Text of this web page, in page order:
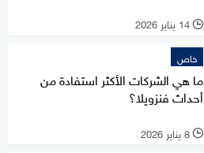
l 14 يناير 2026
خاص
ما هي الشركات الأكثر استفادة من
أحداث فنزويلا؟
l 8 يناير 2026